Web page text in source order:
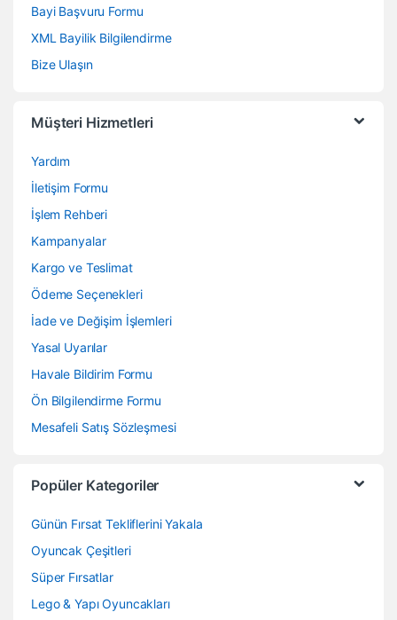
Bayi Başvuru Formu
XML Bayilik Bilgilendirme
Bize Ulaşın
Müşteri Hizmetleri
Yardım
İletişim Formu
İşlem Rehberi
Kampanyalar
Kargo ve Teslimat
Ödeme Seçenekleri
İade ve Değişim İşlemleri
Yasal Uyarılar
Havale Bildirim Formu
Ön Bilgilendirme Formu
Mesafeli Satış Sözleşmesi
Popüler Kategoriler
Günün Fırsat Tekliflerini Yakala
Oyuncak Çeşitleri
Süper Fırsatlar
Lego & Yapı Oyuncakları